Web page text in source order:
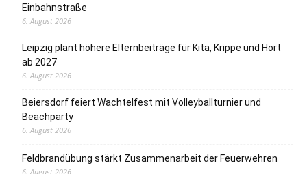
Einbahnstraße
6. August 2026
Leipzig plant höhere Elternbeiträge für Kita, Krippe und Hort
ab 2027
6. August 2026
Beiersdorf feiert Wachtelfest mit Volleyballturnier und
Beachparty
6. August 2026
Feldbrandübung stärkt Zusammenarbeit der Feuerwehren
6. August 2026